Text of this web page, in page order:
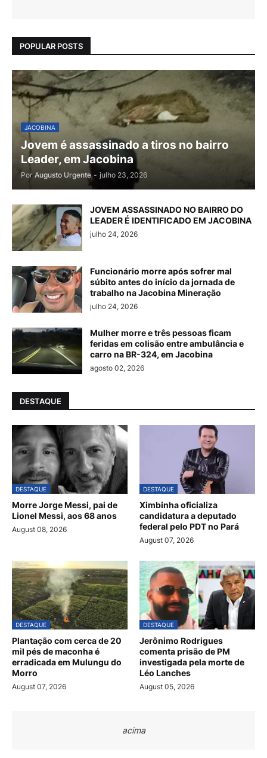
POPULAR POSTS
JACOBINA
Jovem é assassinado a tiros no bairro
Leader, em Jacobina
Por Augusto Urgente - julho 23, 2026
JOVEM ASSASSINADO NO BAIRRO DO
LEADER É IDENTIFICADO EM JACOBINA
julho 24, 2026
Funcionário morre após sofrer mal
súbito antes do início da jornada de
trabalho na Jacobina Mineração
julho 24, 2026
Mulher morre e três pessoas ficam
feridas em colisão entre ambulância e
carro na BR-324, em Jacobina
agosto 02, 2026
DESTAQUE
DESTAQUE
Morre Jorge Messi, pai de
Lionel Messi, aos 68 anos
August 08, 2026
DESTAQUE
Ximbinha oficializa
candidatura a deputado
federal pelo PDT no Pará
August 07, 2026
DESTAQUE
Plantação com cerca de 20
mil pés de maconha é
erradicada em Mulungu do
Morro
August 07, 2026
DESTAQUE
Jerônimo Rodrigues
comenta prisão de PM
investigada pela morte de
Léo Lanches
August 05, 2026
acima